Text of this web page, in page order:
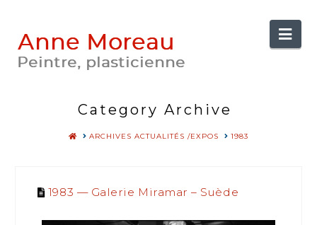
Anne
Moreau
Category Archive
HOMEARCHIVES ACTUALITÉS /EXPOS 1983
1983 — Galerie Miramar – Suède